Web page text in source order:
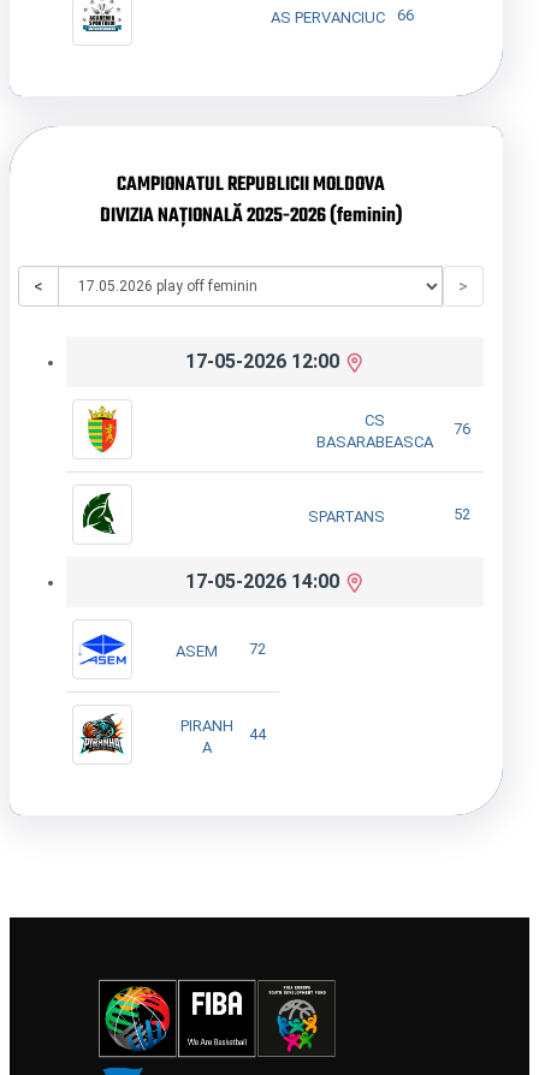
AS PERVANCIUC 66
CAMPIONATUL REPUBLICII MOLDOVA
DIVIZIA NAȚIONALĂ 2025-2026 (feminin)
< >
17-05-2026 12:00
CS
BASARABEASCA
76
SPARTANS 52
17-05-2026 14:00
ASEM 72
PIRANH
A
44